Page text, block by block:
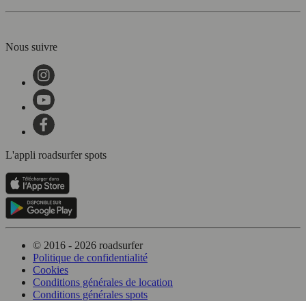
Nous suivre
L'appli roadsurfer spots
© 2016 - 2026 roadsurfer
Politique de confidentialité
Cookies
Conditions générales de location
Conditions générales spots